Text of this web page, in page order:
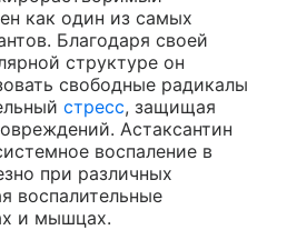
как один из самых
Благодаря своей
структуре он
свободные радикалы
стресс, защищая
Астаксантин
воспаление в
при различных
воспалительные
и мышцах.